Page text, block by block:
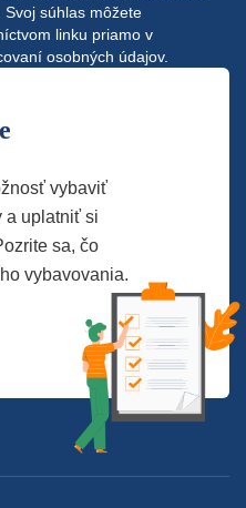
. Svoj súhlas môžete
linku priamo v
osobných údajov.
vybaviť
a uplatniť si
sa, čo
vybavovania.